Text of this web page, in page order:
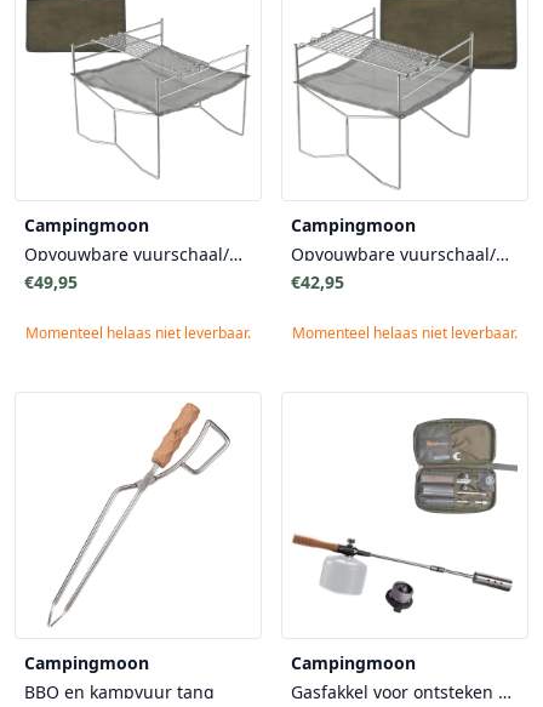
Campingmoon
Opvouwbare vuurschaal/grill Large met draagtas
€49,95
Momenteel helaas niet leverbaar.
Campingmoon
Opvouwbare vuurschaal/grill Medium met draagtas
€42,95
Momenteel helaas niet leverbaar.
Campingmoon
BBQ en kampvuur tang
Campingmoon
Gasfakkel voor ontsteken kampvuur of bbq